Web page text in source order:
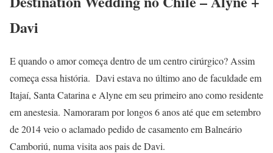
Davi
E quando o amor começa dentro de um centro cirúrgico? Assim
começa essa história. Davi estava no último ano de faculdade em
Itajaí, Santa Catarina e Alyne em seu primeiro ano como residente
em anestesia. Namoraram por longos 6 anos até que em setembro
de 2014 veio o aclamado pedido de casamento em Balneário
Camboriú, numa visita aos pais de Davi.